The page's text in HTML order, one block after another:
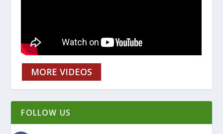
MORE VIDEOS
FOLLOW US